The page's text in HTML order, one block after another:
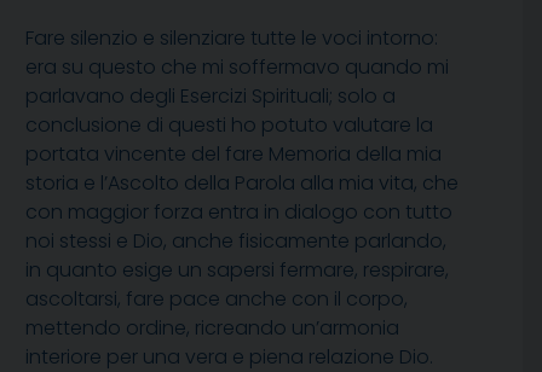
Fare silenzio e silenziare tutte le voci intorno:
era su questo che mi soffermavo quando mi
parlavano degli Esercizi Spirituali; solo a
conclusione di questi ho potuto valutare la
portata vincente del fare Memoria della mia
storia e l’Ascolto della Parola alla mia vita, che
con maggior forza entra in dialogo con tutto
noi stessi e Dio, anche fisicamente parlando,
in quanto esige un sapersi fermare, respirare,
ascoltarsi, fare pace anche con il corpo,
mettendo ordine, ricreando un’armonia
interiore per una vera e piena relazione Dio.